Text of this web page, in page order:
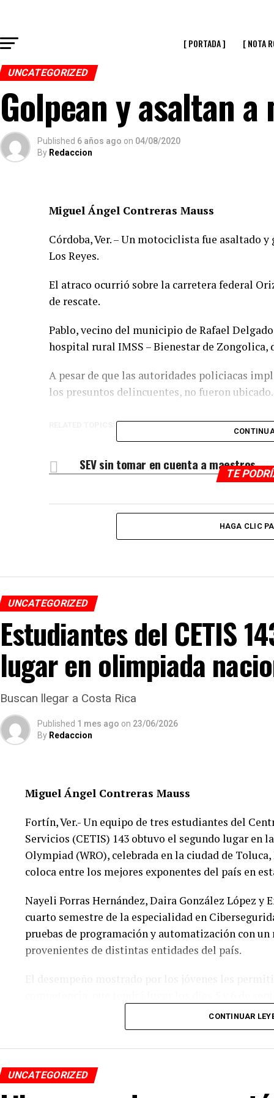
[ PORTADA ] [ NOTA
UNCATEGORIZED
Golpean y asaltan
Published 6 años ago on 04/08/2020
By Redaccion
Miguel Ángel Contreras Mauss
Córdoba, Ver. – Un motociclista fue asaltado
Los Reyes.
El atraco ocurrió sobre la carretera federal
de rescate.
Pablo, vecino del municipio de Rafael
hospital rural IMSS – Bienestar de Zongolica,
A pesar de que las autoridades policiacas
los presuntos delincuentes, no fueron ubicado.
SEV sin tomar en cuenta a maestros
TE
HAGA CLIC
UNCATEGORIZED
Estudiantes del CETIS
lugar en olimpiada
Buscan llegar a Costa Rica
Published 1 mes ago on 23/06/2026
By Redaccion
Miguel Ángel Contreras Mauss
Fortín, Ver.- Un equipo de tres estudiantes del
Servicios (CETIS) 143 obtuvo el segundo lugar en
Olympiad (WRO), celebrada en la ciudad de
coloca entre los mejores exponentes del país en
Nayeli Porras Hernández, Daira González López y
cuarto semestre de la especialidad en
pruebas de programación y automatización con
provenientes de distintas entidades del país.
CONTINUAR
UNCATEGORIZED